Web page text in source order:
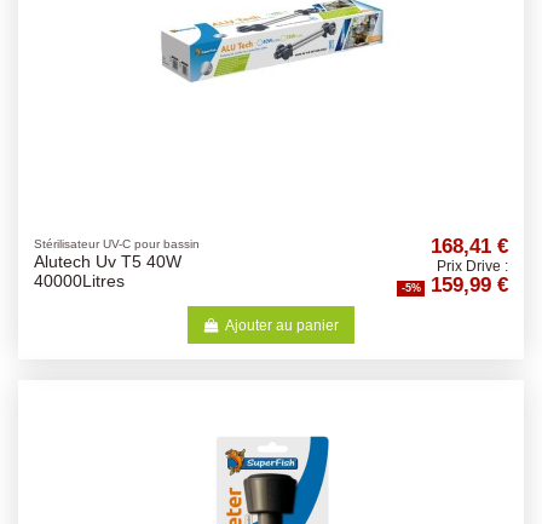
Stérilisateur UV-C pour bassin
Alutech Uv T5 40W
40000Litres
168,41 €
Prix Drive :
-5% 159,99 €
Ajouter au panier